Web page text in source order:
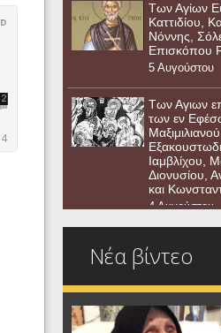
Των Αγίων
Καττιδίου,
Νόννης,
Επισκόπου
5 Αυγούστου
Των Αγιων
των εν
Ιαμβλίχου,
Διονυσίου,
και
4 Αυγούστου
Νέα βίντεο